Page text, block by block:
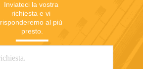
Inviateci la vostra
richiesta e vi
risponderemo al più
presto.